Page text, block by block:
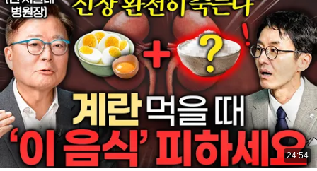
어떤 차이가 있을지 비교해봤어요!
1. 글로벌나이프 (8만원대)
글로벌나이프는 칼브랜드인 만큼 날이 역시나 미세해서
생고기를 잘랐을때 손에 힘이 덜 들어가고 부드럽게 잘 잘
리는 느낌이었어요
2. 피스카스(4만원대)
자동차와 명품 브랜드 가죽 재단용으로 쓰이는 가위라 역
시 얇은 재질에 강세였어요
다른 두제품보다 칼날이 긴것도 장점!
24:54